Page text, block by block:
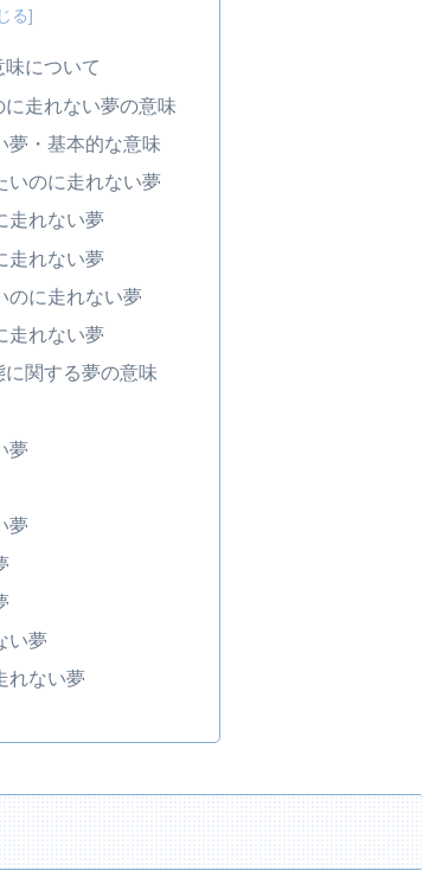
について
走れない夢の意味
夢・基本的な意味
いのに走れない夢
走れない夢
走れない夢
のに走れない夢
走れない夢
関する夢の意味
夢
夢
い夢
れない夢